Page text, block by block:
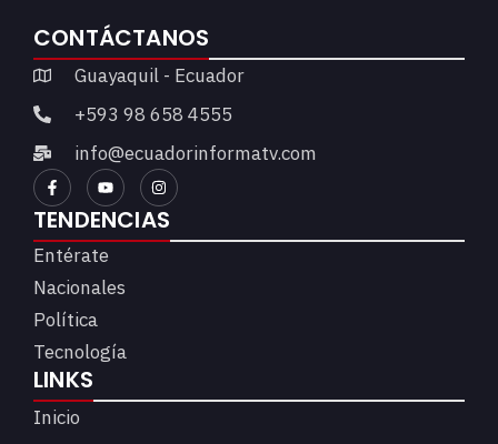
CONTÁCTANOS
Guayaquil - Ecuador
+593 98 658 4555
info@ecuadorinformatv.com
TENDENCIAS
Entérate
Nacionales
Política
Tecnología
LINKS
Inicio